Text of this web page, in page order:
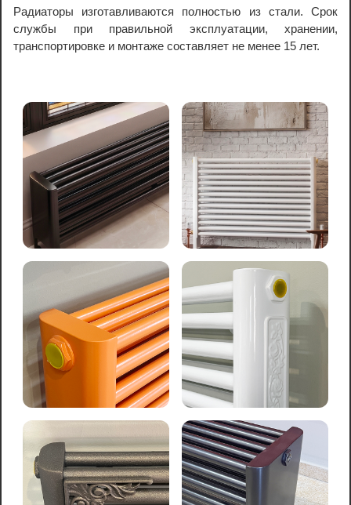
Радиаторы изготавливаются полностью из стали. Срок
службы при правильной эксплуатации, хранении,
транспортировке и монтаже составляет не менее 15 лет.